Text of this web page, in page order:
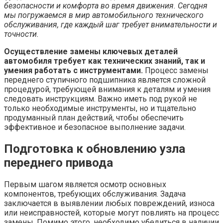
безопасности и комфорта во время движения. Сегодня
мы погружаемся в мир автомобильного технического
обслуживания, где каждый шаг требует внимательности и
точности.
Осуществление замены ключевых деталей
автомобиля требует как технических знаний, так и
умения работать с инструментами. Процесс замены
переднего ступичного подшипника является сложной
процедурой, требующей внимания к деталям и умения
следовать инструкциям. Важно иметь под рукой не
только необходимые инструменты, но и тщательно
продуманный план действий, чтобы обеспечить
эффективное и безопасное выполнение задачи.
Подготовка к обновлению узла
переднего привода
Первым шагом является осмотр основных
компонентов, требующих обслуживания. Задача
заключается в выявлении любых повреждений, износа
или неисправностей, которые могут повлиять на процесс